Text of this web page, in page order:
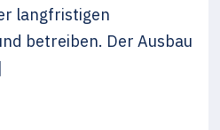
langfristigen
betreiben. Der Ausbau